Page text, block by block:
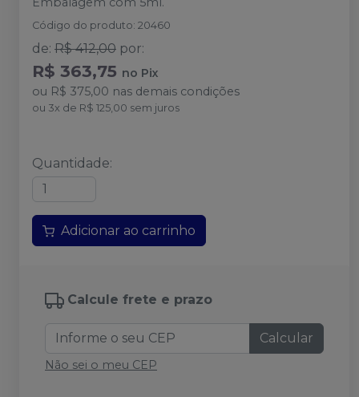
Código do produto: 20460
de: R$ 412,00 por:
R$ 363,75 no Pix
ou R$ 375,00 nas demais condições
ou 3x de R$ 125,00 sem juros
Quantidade:
Adicionar ao carrinho
Calcule frete e prazo
Calcular
Não sei o meu CEP